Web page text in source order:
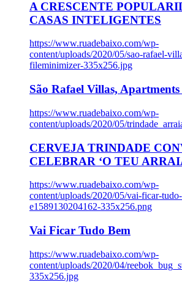
A CRESCENTE
CASAS INTELIGENTES
https://www.ruadebaixo.com/wp-
content/uploads/2020/05/sao-rafael-
fileminimizer-335x256.jpg
São Rafael Villas,
https://www.ruadebaixo.com/wp-
content/uploads/2020/05/
CERVEJA TRINDADE
CELEBRAR ‘O TEU
https://www.ruadebaixo.com/wp-
content/uploads/2020/05/vai-ficar-
e1589130204162-335x256.png
Vai Ficar Tudo Bem
https://www.ruadebaixo.com/wp-
content/uploads/2020/04/
335x256.jpg